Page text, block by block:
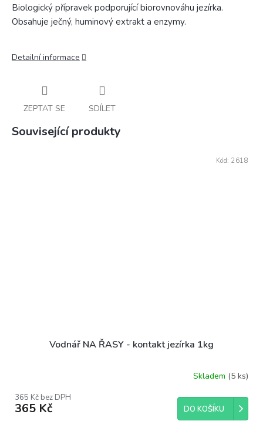
Biologický přípravek podporující biorovnováhu jezírka.
Obsahuje ječný, huminový extrakt a enzymy.
Detailní informace
ZEPTAT SE SDÍLET
Související produkty
Vodnář NA ŘASY - kontakt jezírka 1kg
Skladem (5 ks)
365 Kč bez DPH
365 Kč DO KOŠÍKU
Kód: 2618